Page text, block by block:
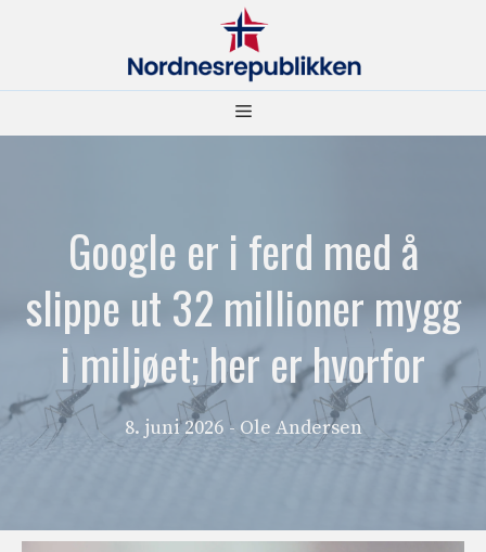
Meny
Google er i ferd med å
slippe ut 32 millioner mygg
i miljøet; her er hvorfor
8. juni 2026 - Ole Andersen